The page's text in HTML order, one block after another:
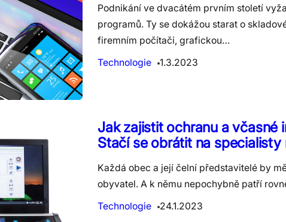
Podnikání ve dvacátém prvním století
programů. Ty se dokážou starat o
firemním počítači, grafickou…
Technologie
1.3.2023
Jak zajistit ochranu a
Stačí se obrátit na
Každá obec a její čelní představitelé by
obyvatel. A k němu nepochybně patří
Technologie
24.1.2023